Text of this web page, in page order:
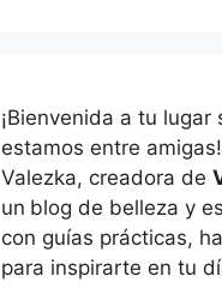
¡Bienvenida a tu lugar
estamos entre
Valezka, creadora de
un blog de belleza y
con guías prácticas,
para inspirarte en tu